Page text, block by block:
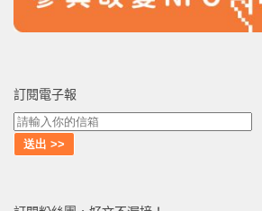
訂閱電子報